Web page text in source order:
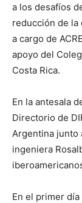
a los desafíos
reducción de la
a cargo de
apoyo del
Costa Rica.
En la antesala
Directorio de
Argentina junto
ingeniera
En el primer